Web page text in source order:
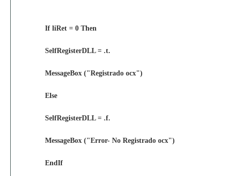
If liRet = 0 Then
SelfRegisterDLL = .t.
MessageBox ("Registrado ocx")
Else
SelfRegisterDLL = .f.
MessageBox ("Error- No Registrado ocx")
EndIf